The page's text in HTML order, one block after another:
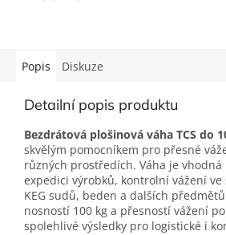
Popis Diskuze
Detailní popis produktu
Bezdrátová plošinová váha TCS do
skvělým pomocníkem pro přesné
různých prostředích. Váha je
expedici výrobků, kontrolní vážení ve
KEG sudů, beden a dalších
nosností 100 kg a přesností vážení
spolehlivé výsledky pro logistické i